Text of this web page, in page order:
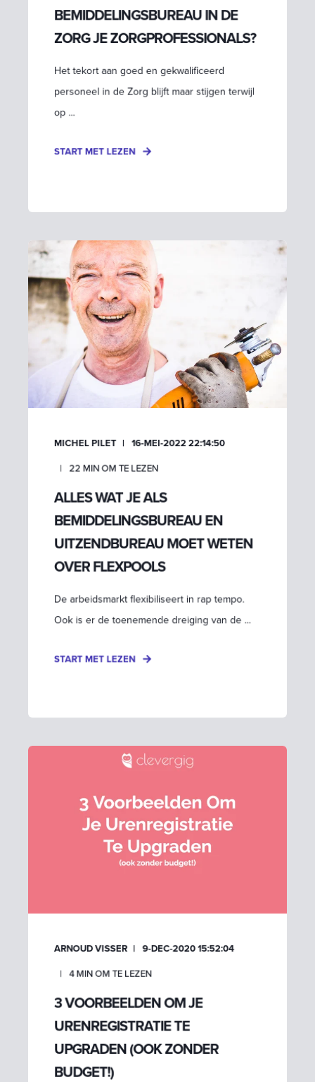
BEMIDDELINGSBUREAU IN DE
ZORG JE ZORGPROFESSIONALS?
Het tekort aan goed en gekwalificeerd
personeel in de Zorg blijft maar stijgen terwijl
op ...
START MET LEZEN
MICHEL PILET 16-MEI-2022 22:14:50
22 MIN OM TE LEZEN
ALLES WAT JE ALS
BEMIDDELINGSBUREAU EN
UITZENDBUREAU MOET WETEN
OVER FLEXPOOLS
De arbeidsmarkt flexibiliseert in rap tempo.
Ook is er de toenemende dreiging van de ...
START MET LEZEN
ARNOUD VISSER 9-DEC-2020 15:52:04
4MIN OM TE LEZEN
3 VOORBEELDEN OM JE
URENREGISTRATIE TE
UPGRADEN (OOK ZONDER
BUDGET!)